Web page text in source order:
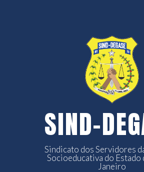
SIND-
Sindicato dos Servidores
Socioeducativa do Estado
Janeiro